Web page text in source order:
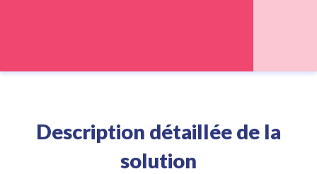
Description détaillée de la
solution